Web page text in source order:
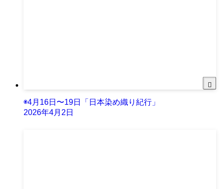
◉4月16日〜19日「日本染め織り紀行」
2026年4月2日